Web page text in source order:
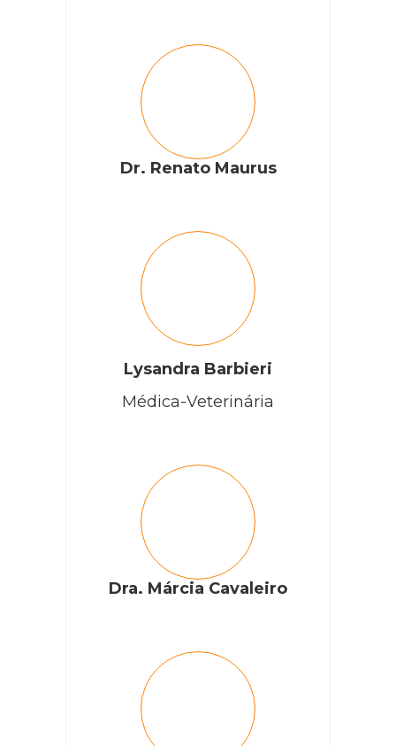
Dr. Renato Maurus
Lysandra Barbieri
Médica-Veterinária
Dra. Márcia Cavaleiro